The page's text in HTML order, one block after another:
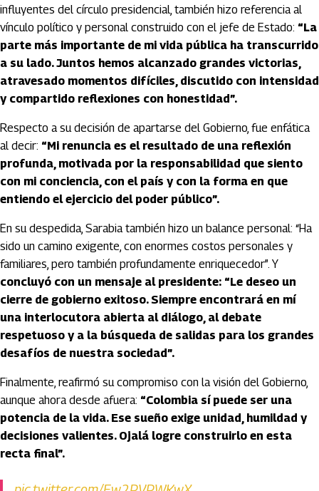
influyentes del círculo presidencial, también hizo referencia al
vínculo político y personal construido con el jefe de Estado: “La
parte más importante de mi vida pública ha transcurrido
a su lado. Juntos hemos alcanzado grandes victorias,
atravesado momentos difíciles, discutido con intensidad
y compartido reflexiones con honestidad”.
Respecto a su decisión de apartarse del Gobierno, fue enfática
al decir: “Mi renuncia es el resultado de una reflexión
profunda, motivada por la responsabilidad que siento
con mi conciencia, con el país y con la forma en que
entiendo el ejercicio del poder público”.
En su despedida, Sarabia también hizo un balance personal: “Ha
sido un camino exigente, con enormes costos personales y
familiares, pero también profundamente enriquecedor”. Y
concluyó con un mensaje al presidente: “Le deseo un
cierre de gobierno exitoso. Siempre encontrará en mí
una interlocutora abierta al diálogo, al debate
respetuoso y a la búsqueda de salidas para los grandes
desafíos de nuestra sociedad”.
Finalmente, reafirmó su compromiso con la visión del Gobierno,
aunque ahora desde afuera: “Colombia sí puede ser una
potencia de la vida. Ese sueño exige unidad, humildad y
decisiones valientes. Ojalá logre construirlo en esta
recta final”.